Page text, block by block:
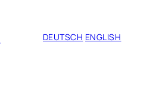
DEUTSCH ENGLISH